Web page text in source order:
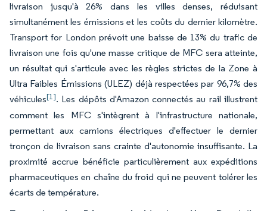
livraison jusqu'à 26% dans les villes denses, réduisant
simultanément les émissions et les coûts du dernier kilomètre.
Transport for London prévoit une baisse de 13% du trafic de
livraison une fois qu'une masse critique de MFC sera atteinte,
un résultat qui s'articule avec les règles strictes de la Zone à
Ultra Faibles Émissions (ULEZ) déjà respectées par 96,7% des
véhicules[1]. Les dépôts d'Amazon connectés au rail illustrent
comment les MFC s'intègrent à l'infrastructure nationale,
permettant aux camions électriques d'effectuer le dernier
tronçon de livraison sans crainte d'autonomie insuffisante. La
proximité accrue bénéficie particulièrement aux expéditions
pharmaceutiques en chaîne du froid qui ne peuvent tolérer les
écarts de température.